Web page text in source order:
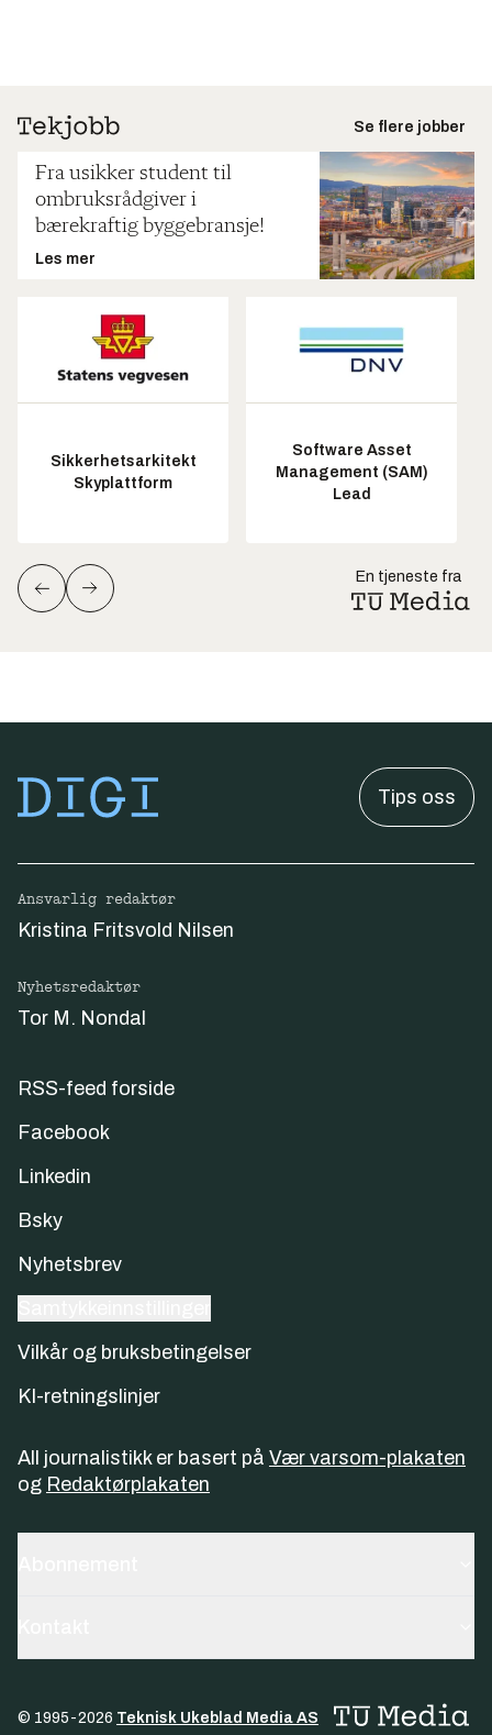
Se flere jobber
Fra usikker student til
ombruksrådgiver i
bærekraftig byggebransje!
Les mer
Sikkerhetsarkitekt
Skyplattform
Software Asset
Management (SAM)
Lead
En tjeneste fra
Tips oss
Ansvarlig redaktør
Kristina Fritsvold Nilsen
Nyhetsredaktør
Tor M. Nondal
RSS-feed forside
Facebook
Linkedin
Bsky
Nyhetsbrev
Vilkår og bruksbetingelser
KI-retningslinjer
All journalistikk er basert på Vær varsom-plakaten
og Redaktørplakaten
© 1995-2026 Teknisk Ukeblad Media AS